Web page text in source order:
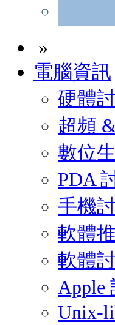
»
電腦資訊
硬體
超頻
數位
PDA
手機
軟體
軟體
Apple
Unix-